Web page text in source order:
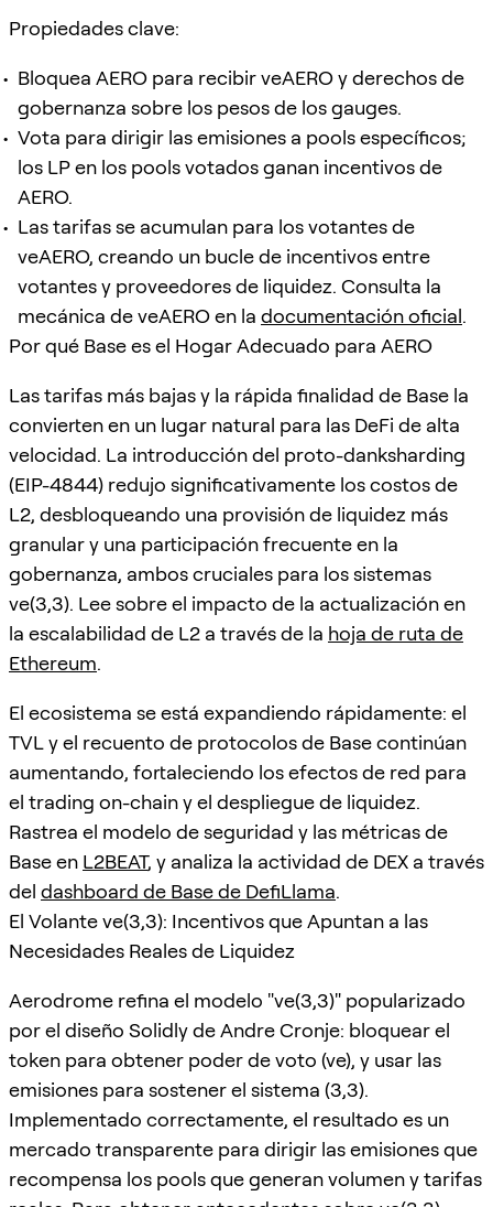
Propiedades clave:
Bloquea AERO para recibir veAERO y derechos de
gobernanza sobre los pesos de los gauges.
Vota para dirigir las emisiones a pools específicos;
los LP en los pools votados ganan incentivos de
AERO.
Las tarifas se acumulan para los votantes de
veAERO, creando un bucle de incentivos entre
votantes y proveedores de liquidez. Consulta la
mecánica de veAERO en la documentación oficial.
Por qué Base es el Hogar Adecuado para AERO
Las tarifas más bajas y la rápida finalidad de Base la
convierten en un lugar natural para las DeFi de alta
velocidad. La introducción del proto-danksharding
(EIP-4844) redujo significativamente los costos de
L2, desbloqueando una provisión de liquidez más
granular y una participación frecuente en la
gobernanza, ambos cruciales para los sistemas
ve(3,3). Lee sobre el impacto de la actualización en
la escalabilidad de L2 a través de la hoja de ruta de
Ethereum.
El ecosistema se está expandiendo rápidamente: el
TVL y el recuento de protocolos de Base continúan
aumentando, fortaleciendo los efectos de red para
el trading on-chain y el despliegue de liquidez.
Rastrea el modelo de seguridad y las métricas de
Base en L2BEAT, y analiza la actividad de DEX a través
del dashboard de Base de DefiLlama.
El Volante ve(3,3): Incentivos que Apuntan a las
Necesidades Reales de Liquidez
Aerodrome refina el modelo "ve(3,3)" popularizado
por el diseño Solidly de Andre Cronje: bloquear el
token para obtener poder de voto (ve), y usar las
emisiones para sostener el sistema (3,3).
Implementado correctamente, el resultado es un
mercado transparente para dirigir las emisiones que
recompensa los pools que generan volumen y tarifas